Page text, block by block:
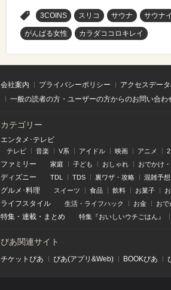
3COINS スリコ サウナ サウナ
がんばる女性 カラダココロキレイ
会社案内 プライバシーポリシー アクセスデー
一般の読者の方・ユーザーの方からのお問い合わ
カテゴリー
エンタメ･テレビ
テレビ 音楽 V系 アイドル 映画 アニメ
ファミリー 家庭 子ども おしゃれ おでかけ
ディズニー TDL TDS 裏ワザ・攻略 混雑予想
グルメ･料理 スイーツ 食品 飲料 お菓子
ライフスタイル 生活・ライフハック お金 おで
特集 ・ 連載 ・ まとめ 特集『おいしいウチごはん』
ぴあ関連サイト
チケットぴあ ぴあ(アプリ&Web) BOOKぴあ